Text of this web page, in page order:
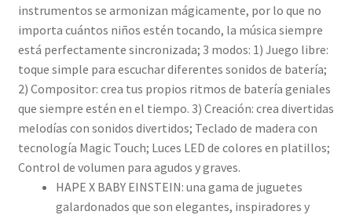
instrumentos se armonizan mágicamente, por lo que no
importa cuántos niños estén tocando, la música siempre
está perfectamente sincronizada; 3 modos: 1) Juego libre:
toque simple para escuchar diferentes sonidos de batería;
2) Compositor: crea tus propios ritmos de batería geniales
que siempre estén en el tiempo. 3) Creación: crea divertidas
melodías con sonidos divertidos; Teclado de madera con
tecnología Magic Touch; Luces LED de colores en platillos;
Control de volumen para agudos y graves.
HAPE X BABY EINSTEIN: una gama de juguetes
galardonados que son elegantes, inspiradores y